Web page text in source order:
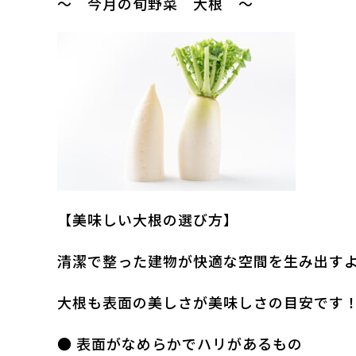
【美味しい大根の選び方】
清潔で整った建物が快適な空間を生み出すよ
大根も表面の美しさが美味しさの目安です！
● 表面がなめらかでハリがあるもの